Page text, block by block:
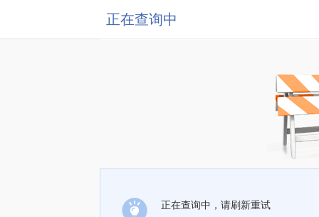
正在查询中
正在查询中，请刷新重试